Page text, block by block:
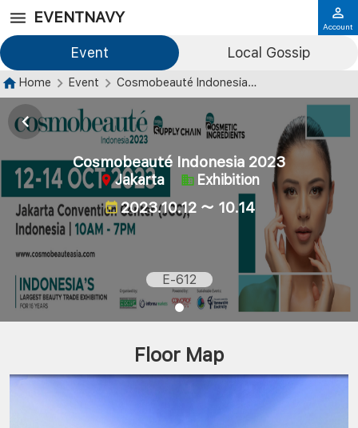
EVENTNAVY
Event Local Gossip
Account
Home Event Cosmobeauté Indonesia 2023
Cosmobeauté Indonesia 2023
Jakarta Exhibition
2023.10.12 ～ 10.14
E-612
Floor Map